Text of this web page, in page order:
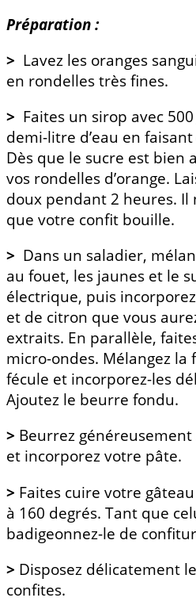
Préparation :
> Lavez les oranges
en rondelles très fines.
> Faites un sirop avec
demi-litre d’eau en
Dès que le sucre est bien
vos rondelles d’orange.
doux pendant 2 heures.
que votre confit bouille.
> Dans un saladier,
au fouet, les jaunes et le
électrique, puis
et de citron que vous
extraits. En parallèle,
micro-ondes. Mélangez la
fécule et incorporez-les
Ajoutez le beurre fondu.
> Beurrez
et incorporez votre pâte.
> Faites cuire votre
à 160 degrés. Tant que
badigeonnez-le de
> Disposez délicatement
confites.